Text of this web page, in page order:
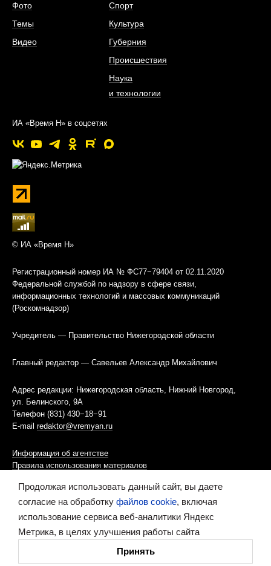
Фото
Темы
Видео
Спорт
Культура
Губерния
Происшествия
Наука
и технологии
ИА «Время Н» в соцсетях
© ИА «Время Н»
Регистрационный номер ИА № ФС77−79404 от 02.11.2020
Федеральной службой по надзору в сфере связи,
информационных технологий и массовых коммуникаций
(Роскомнадзор)
Учредитель — Правительство Нижегородской области
Главный редактор — Савельев Александр Михайлович
Адрес редакции: Нижегородская область, Нижний Новгород,
ул. Белинского, 9А
Телефон (831) 430−18−91
E-mail redaktor@vremyan.ru
Информация об агентстве
Правила использования материалов
Информационная политика использования «cookies»-файлов
Ресурс содержит материалы 16+
Продолжая использовать данный сайт, вы даете
согласие на обработку файлов cookie, включая
использование сервиса веб-аналитики Яндекс
Метрика, в целях улучшения работы сайта
Принять